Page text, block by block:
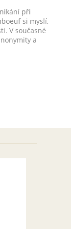
při
si myslí,
V současné
a